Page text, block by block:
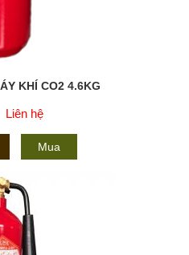
KHÍ CO2 4.6KG
Liên hệ
Mua